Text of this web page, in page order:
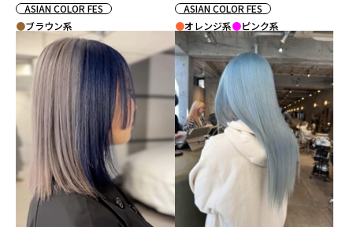
ASIAN COLOR FES
ブラウン系
ASIAN COLOR FES
オレンジ系
ピンク系